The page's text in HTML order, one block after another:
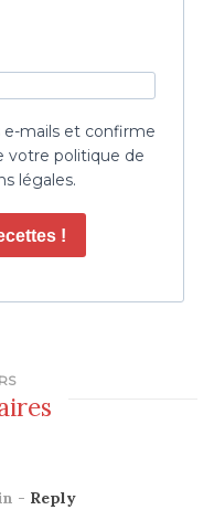
e-mails et confirme
votre politique de
légales.
!
- Reply